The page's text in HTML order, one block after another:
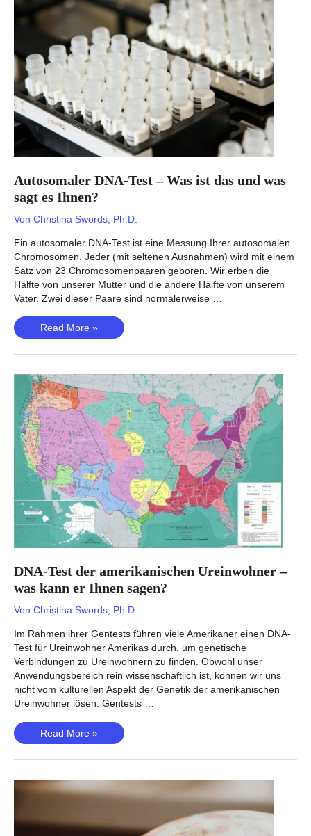
Autosomaler DNA-Test – Was ist das und was
sagt es Ihnen?
Von Christina Swords, Ph.D.
Ein autosomaler DNA-Test ist eine Messung Ihrer autosomalen
Chromosomen. Jeder (mit seltenen Ausnahmen) wird mit einem
Satz von 23 Chromosomenpaaren geboren. Wir erben die
Hälfte von unserer Mutter und die andere Hälfte von unserem
Vater. Zwei dieser Paare sind normalerweise …
Autosomaler
DNA-
Test
Was
ist
das
und
was
sagt
es
Ihnen?
Read More »
DNA-Test der amerikanischen Ureinwohner –
was kann er Ihnen sagen?
Von Christina Swords, Ph.D.
Im Rahmen ihrer Gentests führen viele Amerikaner einen DNA-
Test für Ureinwohner Amerikas durch, um genetische
Verbindungen zu Ureinwohnern zu finden. Obwohl unser
Anwendungsbereich rein wissenschaftlich ist, können wir uns
nicht vom kulturellen Aspekt der Genetik der amerikanischen
Ureinwohner lösen. Gentests …
DNA-
Test
der
Ureinwohner
kann
Read More »